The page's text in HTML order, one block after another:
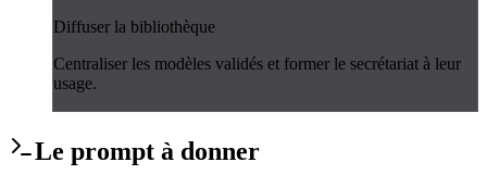
Diffuser la bibliothèque
Centraliser les modèles validés et former le secrétariat à leur
usage.
Le prompt à donner